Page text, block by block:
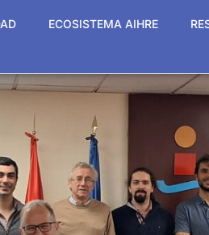
ECOSISTEMA AIHRE